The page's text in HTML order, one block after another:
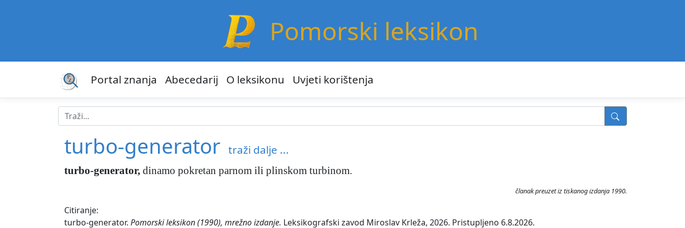
Pomorski leksikon
Portal znanja Abecedarij O leksikonu Uvjeti korištenja
turbo-generator traži dalje ...
turbo-generator, dinamo pokretan parnom ili plinskom turbinom.
članak preuzet iz tiskanog izdanja 1990.
Citiranje:
turbo-generator. Pomorski leksikon (1990), mrežno izdanje. Leksikografski zavod Miroslav Krleža, 2026. Pristupljeno 6.8.2026.